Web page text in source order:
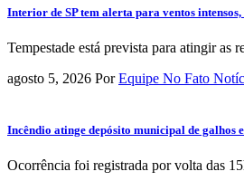
Interior de SP tem alerta para ventos
Tempestade está prevista para atingir as
agosto 5, 2026 Por Equipe No Fato
Incêndio atinge depósito municipal de galhos
Ocorrência foi registrada por volta das